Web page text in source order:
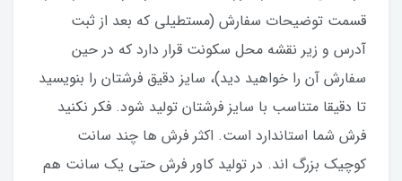
قسمت توضیحات سفارش (مستطیلی که بعد از ثبت
آدرس و زیر نقشه محل سکونت قرار دارد که در حین
سفارش آن را خواهید دید)، سایز دقیق فرشتان را بنویسید
تا دقیقا متناسب با سایز فرشتان تولید شود. فکر نکنید
فرش شما استاندارد است. اکثر فرش ها چند سانت
کوچیک بزرگ اند. در تولید کاور فرش حتی یک سانت هم